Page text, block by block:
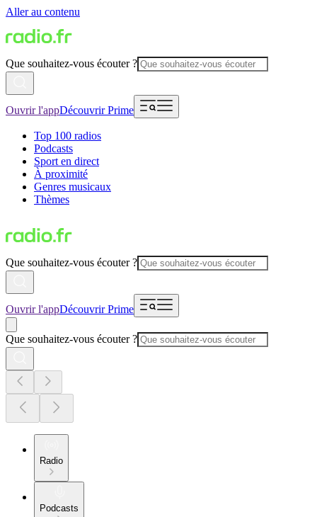
Aller au contenu
Que souhaitez-vous écouter ?
Ouvrir l'appDécouvrir Prime
Top 100 radios
Podcasts
Sport en direct
À proximité
Genres musicaux
Thèmes
Que souhaitez-vous écouter ?
Ouvrir l'appDécouvrir Prime
Que souhaitez-vous écouter ?
Radio
Podcasts